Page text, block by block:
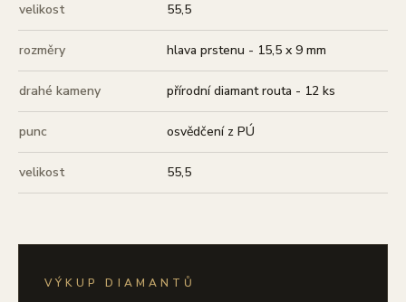
velikost 55,5
rozměry hlava prstenu - 15,5 x 9 mm
drahé kameny přírodní diamant routa - 12 ks
punc osvědčení z PÚ
velikost 55,5
VÝKUP DIAMANTŮ